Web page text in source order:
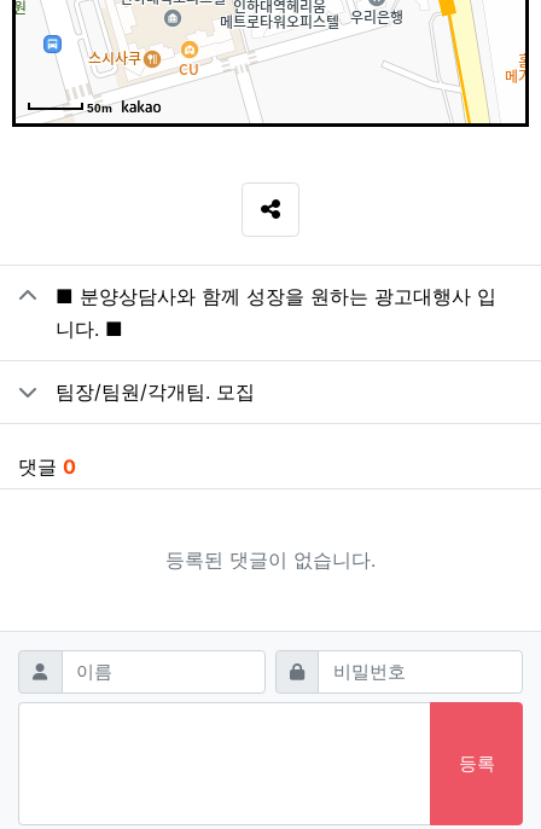
50m
SNS 공유
관련자료
■ 분양상담사와 함께 성장을 원하는 광고대행사 입
니다. ■
팀장/팀원/각개팀. 모집
댓글 0
등록된 댓글이 없습니다.
댓글쓰기
이름 필수 비밀번호필수
등록